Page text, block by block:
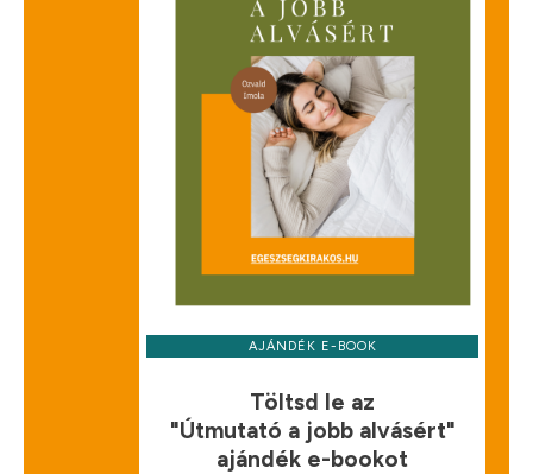
AJÁNDÉK E-BOOK
Töltsd le az
"Útmutató a jobb alvásért"
ajándék e-bookot